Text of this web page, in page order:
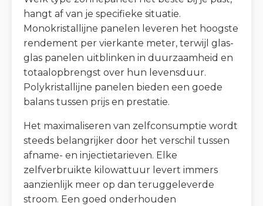
hangt af van je specifieke situatie.
Monokristallijne panelen leveren het hoogste
rendement per vierkante meter, terwijl glas-
glas panelen uitblinken in duurzaamheid en
totaalopbrengst over hun levensduur.
Polykristallijne panelen bieden een goede
balans tussen prijs en prestatie.
Het maximaliseren van zelfconsumptie wordt
steeds belangrijker door het verschil tussen
afname- en injectietarieven. Elke
zelfverbruikte kilowattuur levert immers
aanzienlijk meer op dan teruggeleverde
stroom. Een goed onderhouden